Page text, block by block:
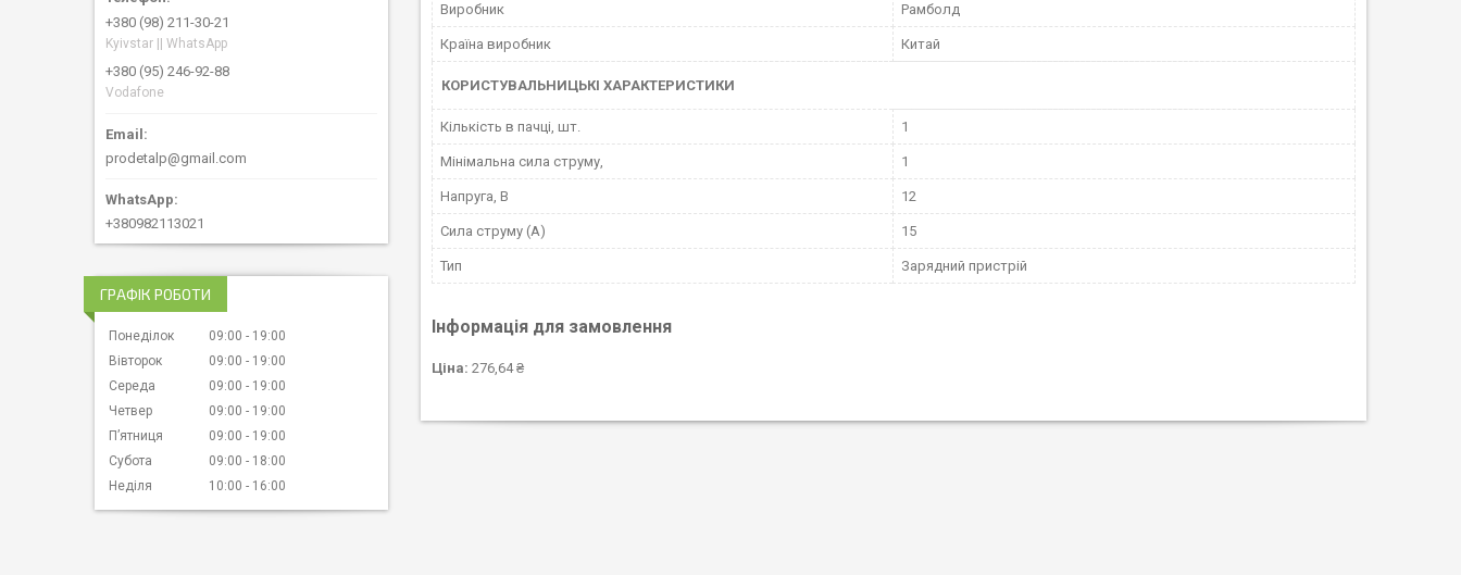
Виробник Рамболд
Країна виробник Китай
КОРИСТУВАЛЬНИЦЬКІ ХАРАКТЕРИСТИКИ
Кількість в пачці, шт. 1
Мінімальна сила струму, 1
Напруга, В 12
Сила струму (А) 15
Тип Зарядний пристрій
Інформація для замовлення
Ціна: 276,64 ₴
+380 (98) 211-30-21
Kyivstar || WhatsApp
+380 (95) 246-92-88
Vodafone
prodetalp@gmail.com
+380982113021
ГРАФІК РОБОТИ
Понеділок 09:00
19:00
Вівторок
09:00
19:00
Середа
09:00
19:00
Четвер
09:00
19:00
Пʼятниця
09:00
19:00
Субота
09:00
18:00
Неділя
10:00 16:00